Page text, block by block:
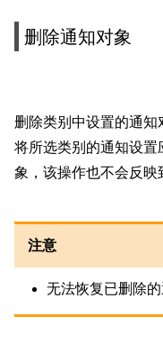
删除通知对象
删除类别中设置的通知
将所选类别的通知设
象，该操作也不会反映
注意
无法恢复已删除的